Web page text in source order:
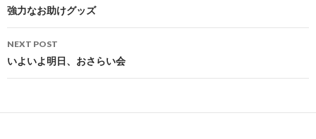
navigation
強力なお助けグッズ
NEXT POST
いよいよ明日、おさらい会